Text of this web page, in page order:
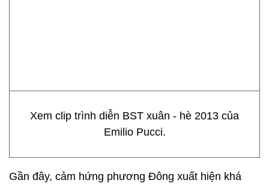
Xem clip trình diễn BST xuân - hè 2013 của
Emilio Pucci.
Gần đây, cảm hứng phương Đông xuất hiện khá